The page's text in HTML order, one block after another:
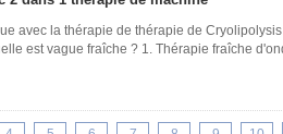
avec la thérapie de thérapie de
est vague fraîche ? 1. Thérapie fraîche